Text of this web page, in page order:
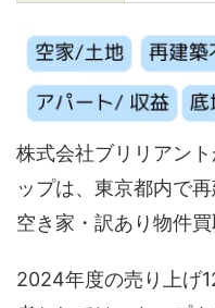
株式会社ブリリアン
ップは、東京都内で
空き家・訳あり物件
2024年度の売り上げ